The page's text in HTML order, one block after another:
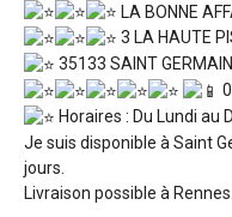
LA BONNE
3 LA HAUTE
35133 SAINT
Horaires : Du Lundi au
Je suis disponible à Saint
jours.
Livraison possible à Rennes.